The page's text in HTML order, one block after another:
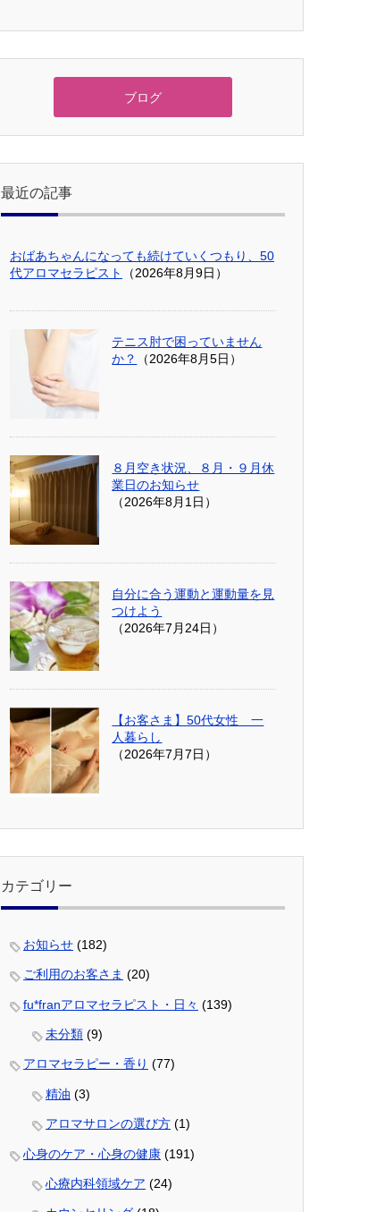
ブログ
最近の記事
おばあちゃんになっても続けていくつもり、50
代アロマセラピスト
（2026年8月9日）
テニス肘で困っていません
か？
（2026年8月5日）
８月空き状況、８月・９月休
業日のお知らせ
（2026年8月1日）
自分に合う運動と運動量を見
つけよう
（2026年7月24日）
【お客さま】50代女性 一
人暮らし
（2026年7月7日）
カテゴリー
お知らせ (182)
ご利用のお客さま (20)
fu*franアロマセラピスト・日々 (139)
未分類 (9)
アロマセラピー・香り (77)
精油 (3)
アロマサロンの選び方 (1)
心身のケア・心身の健康 (191)
心療内科領域ケア (24)